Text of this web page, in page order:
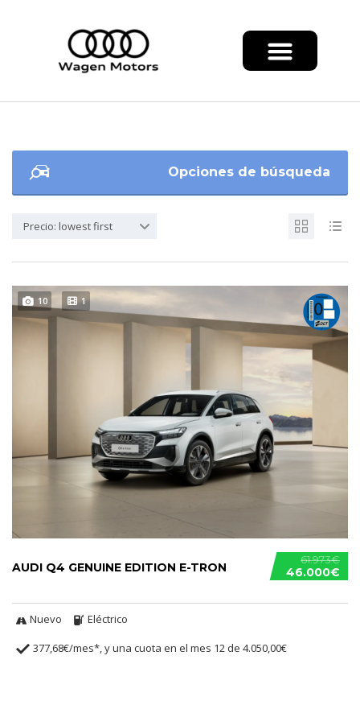
Opciones de búsqueda
Precio: lowest first
10 1
61.973€
46.000€
AUDI Q4 GENUINE EDITION E-TRON
Nuevo
Eléctrico
377,68€/mes*, y una cuota en el mes 12 de 4.050,00€